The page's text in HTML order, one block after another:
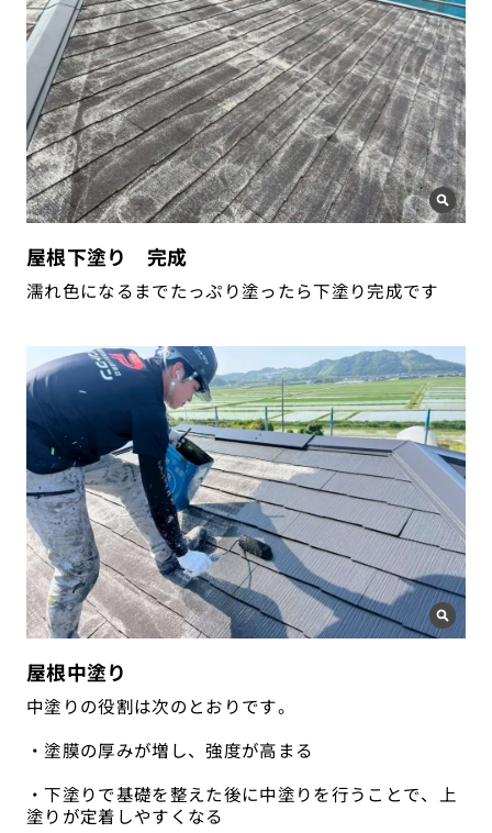
屋根下塗り 完成
濡れ色になるまでたっぷり塗ったら下塗り完成です
屋根中塗り
中塗りの役割は次のとおりです。
・塗膜の厚みが増し、強度が高まる
・下塗りで基礎を整えた後に中塗りを行うことで、上
塗りが定着しやすくなる